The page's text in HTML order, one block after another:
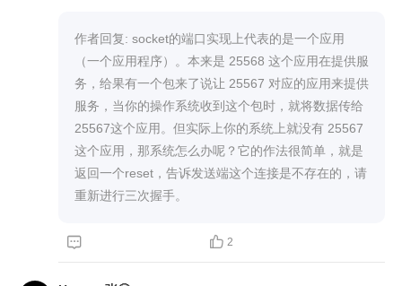
新端口port2，A刚建立的映射无法使用，A故此无法
收到B为A通信使用的新端口，无法建立NAT映射，
两者无法互通。
对称型-对称型	同上，对称型开启新端口对方无
法获悉，无法建立链接。
无法P2P就需要用TURN服务器转发数据了…
作者回复: socket的端口实现上代表的是一个应用
（一个应用程序）。本来是 25568 这个应用在提供服
务，给果有一个包来了说让 25567 对应的应用来提供
服务，当你的操作系统收到这个包时，就将数据传给
25567这个应用。但实际上你的系统上就没有 25567
这个应用，那系统怎么办呢？它的作法很简单，就是
返回一个reset，告诉发送端这个连接是不存在的，请
重新进行三次握手。
  2